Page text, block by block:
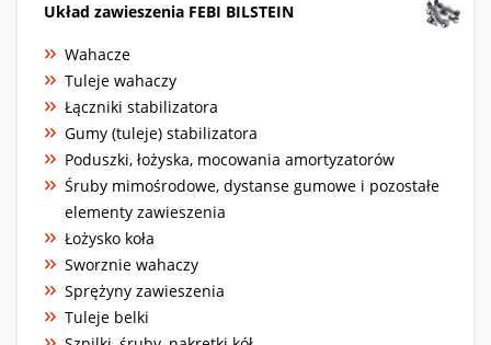
Układ zawieszenia FEBI BILSTEIN
Wahacze
Tuleje wahaczy
Łączniki stabilizatora
Gumy (tuleje) stabilizatora
Poduszki, łożyska, mocowania amortyzatorów
Śruby mimośrodowe, dystanse gumowe i pozostałe
elementy zawieszenia
Łożysko koła
Sworznie wahaczy
Sprężyny zawieszenia
Tuleje belki